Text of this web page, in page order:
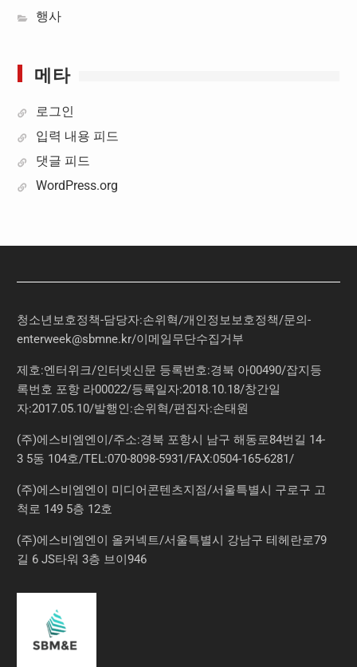
행사
메타
로그인
입력 내용 피드
댓글 피드
WordPress.org
청소년보호정책-담당자:손위혁/개인정보보호정책/문의-
enterweek@sbmne.kr/이메일무단수집거부
제호:엔터위크/인터넷신문 등록번호:경북 아00490/잡지등
록번호 포항 라00022/등록일자:2018.10.18/창간일
자:2017.05.10/발행인:손위혁/편집자:손태원
(주)에스비엠엔이/주소:경북 포항시 남구 해동로84번길 14-
3 5동 104호/TEL:070-8098-5931/FAX:0504-165-6281/
(주)에스비엠엔이 미디어콘텐츠지점/서울특별시 구로구 고
척로 149 5층 12호
(주)에스비엠엔이 올커넥트/서울특별시 강남구 테헤란로79
길 6 JS타워 3층 브이946